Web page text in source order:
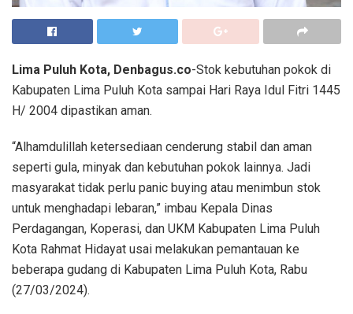
Lima Puluh Kota, Denbagus.co-Stok kebutuhan pokok di
Kabupaten Lima Puluh Kota sampai Hari Raya Idul Fitri 1445
H/ 2004 dipastikan aman.
“Alhamdulillah ketersediaan cenderung stabil dan aman
seperti gula, minyak dan kebutuhan pokok lainnya. Jadi
masyarakat tidak perlu panic buying atau menimbun stok
untuk menghadapi lebaran,” imbau Kepala Dinas
Perdagangan, Koperasi, dan UKM Kabupaten Lima Puluh
Kota Rahmat Hidayat usai melakukan pemantauan ke
beberapa gudang di Kabupaten Lima Puluh Kota, Rabu
(27/03/2024).